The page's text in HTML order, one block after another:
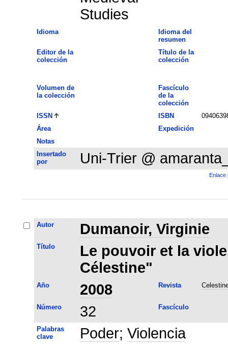
Studies
Idioma
Idioma del
resumen
Editor de la
colección
Título de la
colección
Volumen de
la colección
Fascículo
de la
colección
ISSN
ISBN
Área
Expedición
Notas
Insertado
por
Uni-Trier @
Enlace
Autor Dumanoir, Virginie
Título
Le pouvoir et la
Célestine"
Año 2008 Revista
Número 32 Fascículo
Palabras
clave
Poder; Violencia